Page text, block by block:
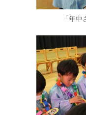
「年